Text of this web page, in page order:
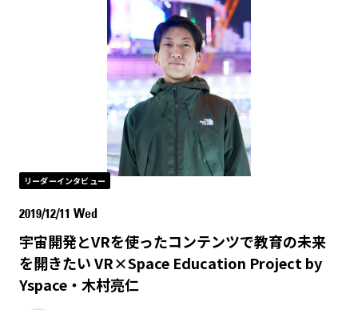
リーダーインタビュー
2019/12/11 Wed
宇宙開発とVRを使ったコンテンツで教育の未来
を開きたい VR×Space Education Project by
Yspace・木村亮仁